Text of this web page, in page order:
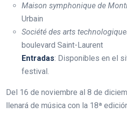
Maison symphonique de
Urbain
Société des arts
boulevard Saint-Laurent
Entradas: Disponibles en el
festival.
Del 16 de noviembre al 8 de
llenará de música con la 18ª